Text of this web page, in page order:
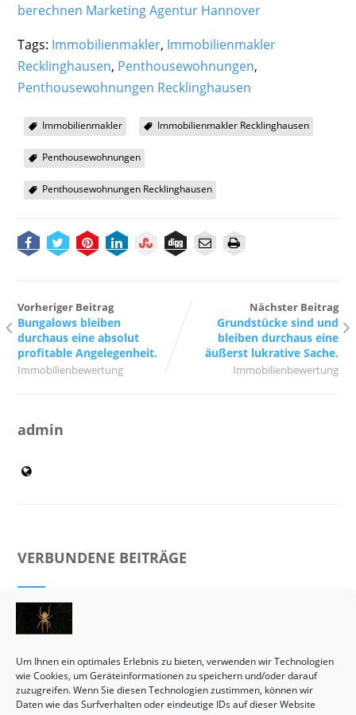
Um Ihnen ein optimales Erlebnis zu bieten, verwenden wir Technologien
wie Cookies, um Geräteinformationen zu speichern und/oder darauf
zuzugreifen. Wenn Sie diesen Technologien zustimmen, können wir
Daten wie das Surfverhalten oder eindeutige IDs auf dieser Website
berechnen Marketing Agentur Hannover
Tags: Immobilienmakler, Immobilienmakler
Recklinghausen, Penthousewohnungen,
Penthousewohnungen Recklinghausen
Immobilienmakler Immobilienmakler Recklinghausen
Penthousewohnungen
Penthousewohnungen Recklinghausen
Vorheriger Beitrag
Bungalows bleiben
durchaus eine absolut
profitable Angelegenheit.
Immobilienbewertung
Nächster Beitrag
Grundstücke sind und
bleiben durchaus eine
äußerst lukrative Sache.
Immobilienbewertung
admin
VERBUNDENE BEITRÄGE